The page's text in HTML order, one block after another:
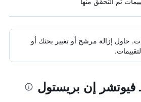
حاول إزالة مرشح أو تغيير بحثك أو
فيوتشر إن بريستول